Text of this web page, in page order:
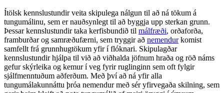
Ítölsk kennslustundir veita skipulega nálgun til að ná tökum á
tungumálinu, sem er nauðsynlegt til að byggja upp sterkan grunn.
Þessar kennslustundir taka kerfisbundið til málfræði, orðaforða,
framburðar og samræðufærni, sem tryggir að nemendurkomist
samfellt frá grunnhugtökum yfir í flóknari. Skipulagðar
kennslustundir hjálpa til við að viðhalda jöfnum hraða og röð náms
gefur skýrleika og kemur í veg fyrir ruglinginn sem oft fylgir
sjálfmenntuðum aðferðum. Með því að ná yfir alla
tungumálakunnáttu þróa nemendur með sér yfirvegaða skilning, sem